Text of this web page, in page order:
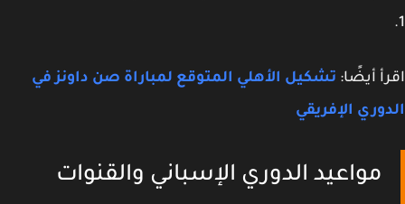
أيضًا:تشكيل الأهلي المتوقع لمباراة صن داونز في
الإفريقي
مواعيد الدوري الإسباني والقنوات